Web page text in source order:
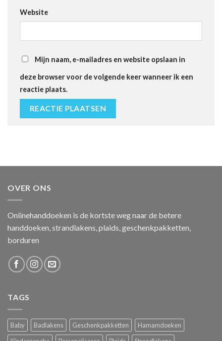
Website
Mijn naam, e-mailadres en website opslaan in
deze browser voor de volgende keer wanneer ik een
reactie plaats.
OVER ONS
Onlinehanddoeken is de kortste weg naar de betere
handdoeken, strandlakens, plaids, geschenkpakketten,
borduren
TAGS
Baby Badlakens Geschenkpakketten
Hamamdoeken